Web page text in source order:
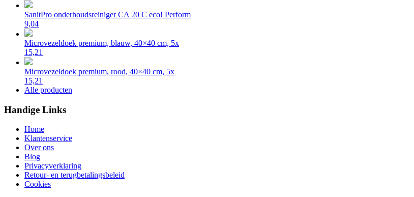
SanitPro onderhoudsreiniger CA 20 C eco! Perform
9,04
Microvezeldoek premium, blauw, 40×40 cm, 5x
15,21
Microvezeldoek premium, rood, 40×40 cm, 5x
15,21
Alle producten
Handige Links
Home
Klantenservice
Over ons
Blog
Privacyverklaring
Retour- en terugbetalingsbeleid
Cookies